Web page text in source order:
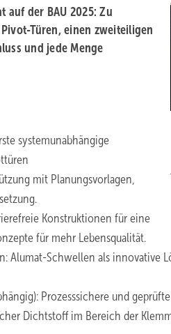
auf der BAU 2025: Zu
Türen, einen zweiteiligen
und jede Menge
systemunabhängige
mit Planungsvorlagen,
Konstruktionen für eine
für mehr Lebensqualität.
Alumat-Schwellen als innovative
Prozesssichere und
Dichtstoff im Bereich der